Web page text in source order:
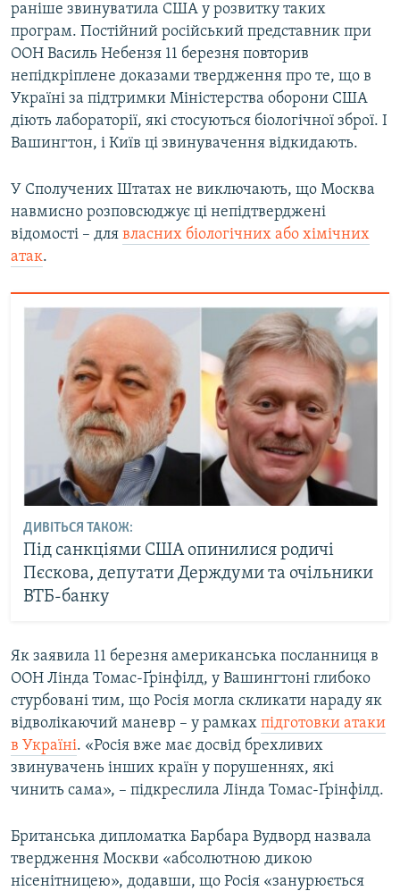
Усі сайти RFE/RL
раніше звинуватила США у розвитку таких
програм. Постійний російський представник при
ООН Василь Небензя 11 березня повторив
непідкріплене доказами твердження про те, що в
Україні за підтримки Міністерства оборони США
діють лабораторії, які стосуються біологічної зброї. І
Вашингтон, і Київ ці звинувачення відкидають.
У Сполучених Штатах не виключають, що Москва
навмисно розповсюджує ці непідтверджені
відомості – для власних біологічних або хімічних
атак.
ДИВІТЬСЯ ТАКОЖ:
Під санкціями США опинилися родичі
Пєскова, депутати Держдуми та очільники
ВТБ-банку
Як заявила 11 березня американська посланниця в
ООН Лінда Томас-Ґрінфілд, у Вашингтоні глибоко
стурбовані тим, що Росія могла скликати нараду як
відволікаючий маневр – у рамках підготовки атаки
в Україні. «Росія вже має досвід брехливих
звинувачень інших країн у порушеннях, які
чинить сама», – підкреслила Лінда Томас-Ґрінфілд.
Британська дипломатка Барбара Вудворд назвала
твердження Москви «абсолютною дикою
нісенітницею», додавши, що Росія «занурюється